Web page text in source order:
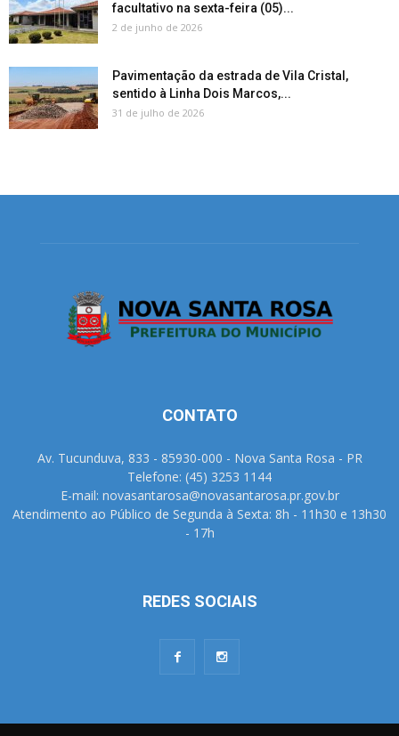
facultativo na sexta-feira (05)...
2 de junho de 2026
Pavimentação da estrada de Vila Cristal,
sentido à Linha Dois Marcos,...
31 de julho de 2026
CONTATO
Av. Tucunduva, 833 - 85930-000 - Nova Santa Rosa - PR
Telefone: (45) 3253 1144
E-mail: novasantarosa@novasantarosa.pr.gov.br
Atendimento ao Público de Segunda à Sexta: 8h - 11h30 e 13h30
- 17h
REDES SOCIAIS